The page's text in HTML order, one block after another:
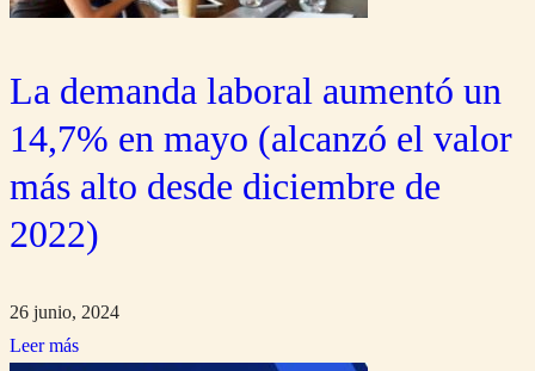
La demanda laboral aumentó un
14,7% en mayo (alcanzó el valor
más alto desde diciembre de
2022)
26 junio, 2024
Leer más